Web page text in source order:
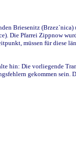
Briesenitz
Die Pfarrei Zippnow
müssen für diese
hin: Die vorliegende
gekommen sein.